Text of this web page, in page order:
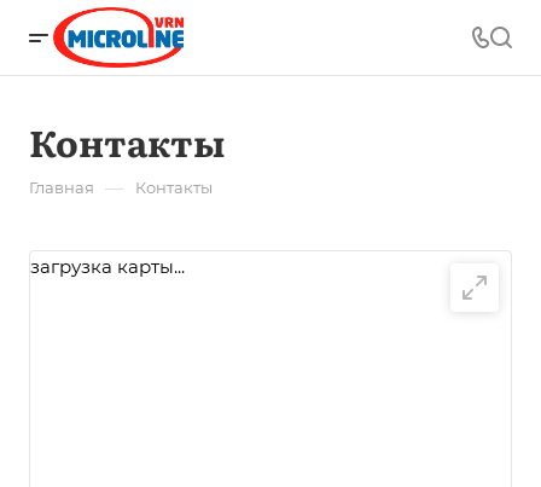
Контакты
Главная — Контакты
загрузка карты...